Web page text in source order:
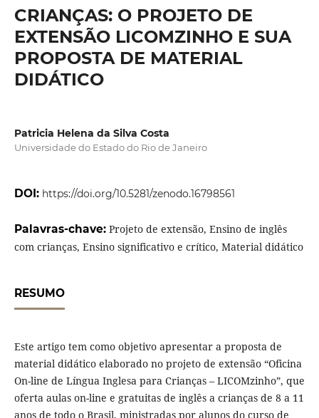
CRIANÇAS: O PROJETO DE
EXTENSÃO LICOMZINHO E SUA
PROPOSTA DE MATERIAL
DIDÁTICO
Patricia Helena da Silva Costa
Universidade do Estado do Rio de Janeiro
DOI: https://doi.org/10.5281/zenodo.16798561
Palavras-chave: Projeto de extensão, Ensino de inglês
com crianças, Ensino significativo e crítico, Material didático
RESUMO
Este artigo tem como objetivo apresentar a proposta de
material didático elaborado no projeto de extensão “Oficina
On-line de Língua Inglesa para Crianças – LICOMzinho”, que
oferta aulas on-line e gratuitas de inglês a crianças de 8 a 11
anos de todo o Brasil, ministradas por alunos do curso de